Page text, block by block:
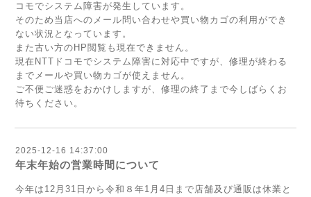
コモでシステム障害が発生しています。
そのため当店へのメール問い合わせや買い物カゴの利用ができ
ない状況となっています。
また古い方のHP閲覧も現在できません。
現在NTTドコモでシステム障害に対応中ですが、修理が終わる
までメールや買い物カゴが使えません。
ご不便ご迷惑をおかけしますが、修理の終了まで今しばらくお
待ちください。
2025-12-16 14:37:00
年末年始の営業時間について
今年は12月31日から令和８年1月4日まで店舗及び通販は休業と